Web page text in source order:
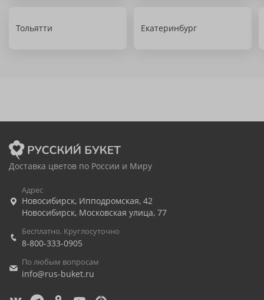
Тольятти Екатеринбург
Доставка цветов по России и Миру
Адрес
Новосибирск, Ипподромская, 42
Новосибирск, Московская улица, 77
Бесплатно. Круглосуточно
8-800-333-0905
По любым вопросам
info@rus-buket.ru